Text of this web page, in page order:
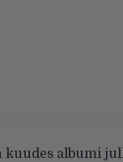
kuudes albumi